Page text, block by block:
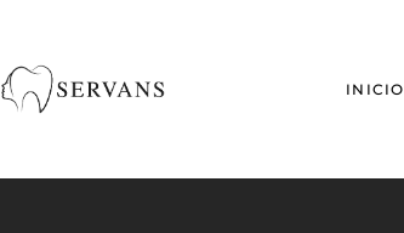
INICIO